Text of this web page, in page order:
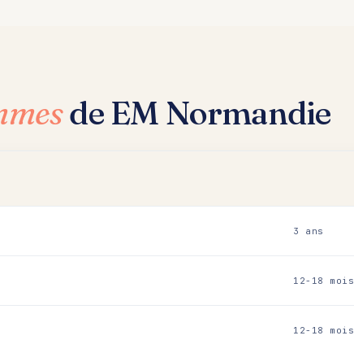
de EM Normandie
3 ans
12-18 mois
12-18 mois